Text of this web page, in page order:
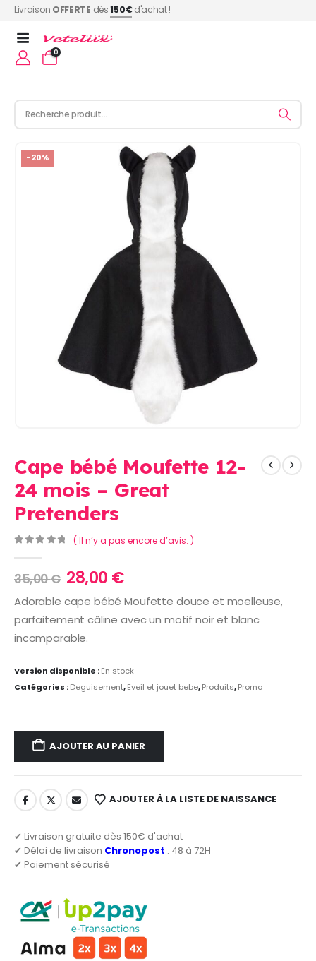
Livraison OFFERTE dès150€d'achat !
0
-20%
Cape bébé Moufette 12-
24 mois – Great
Pretenders
( Il n’y a pas encore d’avis. )
35,00€ Le
prix
initial
était :
35,00 €.
28,00 €Le
prix
actuel
est :
Adorable cape bébé Moufette douce et moelleuse,
parfaitement câline avec un motif noir et blanc
incomparable.
Version disponible :En stock
Catégories :Deguisement,Eveil et jouet bebe,Produits,Promo
AJOUTER AU PANIER
AJOUTER À LA LISTE DE NAISSANCE
✔ Livraison gratuite dès 150€ d'achat
✔ Délai de livraison Chronopost : 48 à 72H
✔ Paiement sécurisé